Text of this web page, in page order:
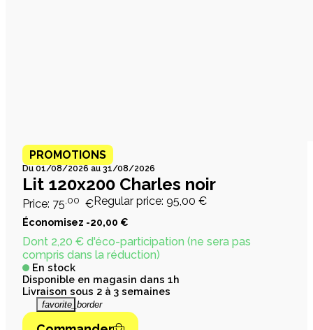
PROMOTIONS
Du 01/08/2026 au 31/08/2026
Lit 120x200 Charles noir
Price: 75 ,00 €Regular price: 95,00 €
Économisez -20,00 €
Dont 2,20 € d'éco-participation (ne sera pas
compris dans la réduction)
En stock
Disponible en magasin dans 1h
Livraison sous 2 à 3 semaines
favorite_border